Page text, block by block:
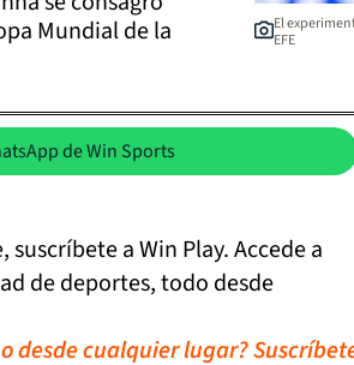
Mundial de la
El
EFE
de Win Sports
a Win Play. Accede a
de deportes, todo desde
desde cualquier lugar?